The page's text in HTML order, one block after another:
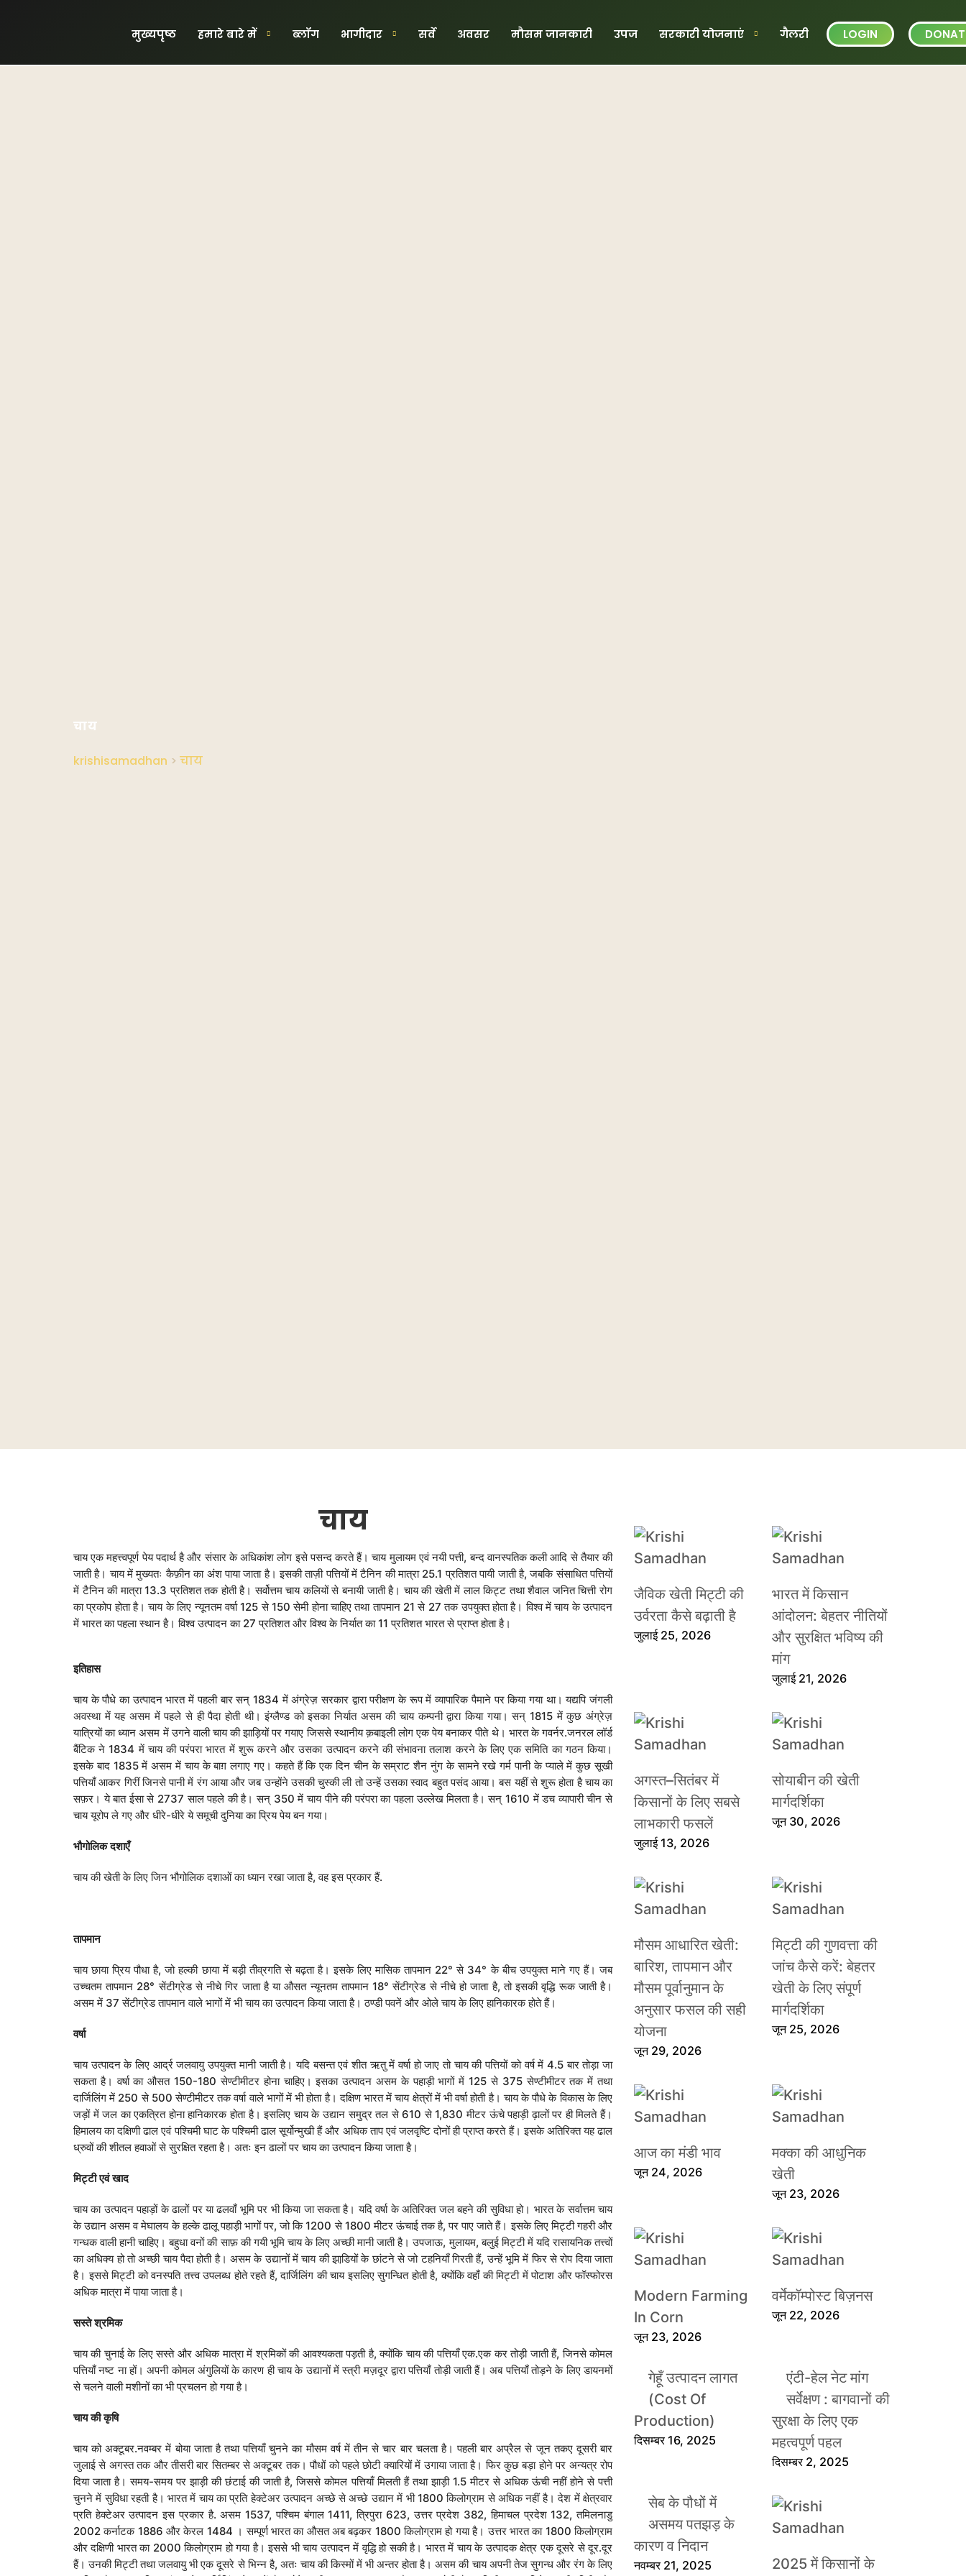
मुख्यपृष्ठ हमारे बारे में ब्लॉग भागीदार सर्वे अवसर मौसम जानकारी उपज सरकारी योजनाएं गैलरी LOGIN
चाय
krishisamadhan > चाय
चाय
चाय एक महत्त्वपूर्ण पेय पदार्थ है और संसार के अधिकांश लोग इसे पसन्द करते हैं। चाय मुलायम एवं नयी पत्ती, बन्द वानस्पतिक कली आदि से तैयार की
जाती है। चाय में मुख्यतः कैफ़ीन का अंश पाया जाता है। इसकी ताज़ी पत्तियों में टैनिन की मात्रा 25.1 प्रतिशत पायी जाती है, जबकि संसाधित पत्तियों
में टैनिन की मात्रा 13.3 प्रतिशत तक होती है। सर्वोत्तम चाय कलियों से बनायी जाती है। चाय की खेती में लाल किट्ट तथा शैवाल जनित चित्ती रोग
का प्रकोप होता है। चाय के लिए न्यूनतम वर्षा 125 से 150 सेमी होना चाहिए तथा तापमान 21 से 27 तक उपयुक्त होता है। विश्व में चाय के उत्पादन
में भारत का पहला स्थान है। विश्व उत्पादन का 27 प्रतिशत और विश्व के निर्यात का 11 प्रतिशत भारत से प्राप्त होता है।
इतिहास
चाय के पौधे का उत्पादन भारत में पहली बार सन् 1834 में अंग्रेज़ सरकार द्वारा परीक्षण के रूप में व्यापारिक पैमाने पर किया गया था। यद्यपि जंगली
अवस्था में यह असम में पहले से ही पैदा होती थी। इंग्लैण्ड को इसका निर्यात असम की चाय कम्पनी द्वारा किया गया। सन् 1815 में कुछ अंग्रेज़
यात्रियों का ध्यान असम में उगने वाली चाय की झाड़ियों पर गयाए जिससे स्थानीय क़बाइली लोग एक पेय बनाकर पीते थे। भारत के गवर्नर.जनरल लॉर्ड
बैंटिक ने 1834 में चाय की परंपरा भारत में शुरू करने और उसका उत्पादन करने की संभावना तलाश करने के लिए एक समिति का गठन किया।
इसके बाद 1835 में असम में चाय के बाग़ लगाए गए। कहते हैं कि एक दिन चीन के सम्राट शैन नुंग के सामने रखे गर्म पानी के प्याले में कुछ सूखी
पत्तियाँ आकर गिरीं जिनसे पानी में रंग आया और जब उन्होंने उसकी चुस्की ली तो उन्हें उसका स्वाद बहुत पसंद आया। बस यहीं से शुरू होता है चाय का
सफ़र। ये बात ईसा से 2737 साल पहले की है। सन् 350 में चाय पीने की परंपरा का पहला उल्लेख मिलता है। सन् 1610 में डच व्यापारी चीन से
चाय यूरोप ले गए और धीरे-धीरे ये समूची दुनिया का प्रिय पेय बन गया।
भौगोलिक दशाएँ
चाय की खेती के लिए जिन भौगोलिक दशाओं का ध्यान रखा जाता है, वह इस प्रकार हैं.
तापमान
चाय छाया प्रिय पौधा है, जो हल्की छाया में बड़ी तीव्रगति से बढ़ता है। इसके लिए मासिक तापमान 22° से 34° के बीच उपयुक्त माने गए हैं। जब
उच्चतम तापमान 28° सेंटीग्रेड से नीचे गिर जाता है या औसत न्यूनतम तापमान 18° सेंटीग्रेड से नीचे हो जाता है, तो इसकी वृद्धि रूक जाती है।
असम में 37 सेंटीग्रेड तापमान वाले भागों में भी चाय का उत्पादन किया जाता है। ठण्डी पवनें और ओले चाय के लिए हानिकारक होते हैं।
वर्षा
चाय उत्पादन के लिए आर्द्र जलवायु उपयुक्त मानी जाती है। यदि बसन्त एवं शीत ऋतु में वर्षा हो जाए तो चाय की पत्तियों को वर्ष में 4.5 बार तोड़ा जा
सकता है। वर्षा का औसत 150-180 सेण्टीमीटर होना चाहिए। इसका उत्पादन असम के पहाड़ी भागों में 125 से 375 सेण्टीमीटर तक में तथा
दार्जिलिंग में 250 से 500 सेण्टीमीटर तक वर्षा वाले भागों में भी होता है। दक्षिण भारत में चाय क्षेत्रों में भी वर्षा होती है। चाय के पौधे के विकास के लिए
जड़ों में जल का एकत्रित होना हानिकारक होता है। इसलिए चाय के उद्यान समुद्र तल से 610 से 1,830 मीटर ऊंचे पहाड़ी ढ़ालों पर ही मिलते हैं।
हिमालय का दक्षिणी ढाल एवं पश्चिमी घाट के पश्चिमी ढाल सूर्योन्मुखी हैं और अधिक ताप एवं जलवृष्टि दोनों ही प्राप्त करते हैं। इसके अतिरिक्त यह ढाल
ध्रुवों की शीतल हवाओं से सुरक्षित रहता है। अतः इन ढालों पर चाय का उत्पादन किया जाता है।
मिट्टी एवं खाद
चाय का उत्पादन पहाड़ों के ढालों पर या ढलवाँ भूमि पर भी किया जा सकता है। यदि वर्षा के अतिरिक्त जल बहने की सुविधा हो। भारत के सर्वात्तम चाय
के उद्यान असम व मेघालय के हल्के ढालू पहाड़ी भागों पर, जो कि 1200 से 1800 मीटर ऊंचाई तक है, पर पाए जाते हैं। इसके लिए मिट्टी गहरी और
गन्धक वाली हानी चाहिए। बहुधा वनों की साफ़ की गयी भूमि चाय के लिए अच्छी मानी जाती है। उपजाऊ, मुलायम, बलुई मिट्टी में यदि रासायनिक तत्त्वों
का अधिक्य हो तो अच्छी चाय पैदा होती है। असम के उद्यानों में चाय की झाडि़यों के छांटने से जो टहनियाँ गिरती हैं, उन्हें भूमि में फिर से रोप दिया जाता
है। इससे मिट्टी को वनस्पति तत्त्व उपलब्ध होते रहते हैं, दार्जिलिंग की चाय इसलिए सुगन्धित होती है, क्योंकि वहाँ की मिट्टी में पोटाश और फॉस्फोरस
अधिक मात्रा में पाया जाता है।
सस्ते श्रमिक
चाय की चुनाई के लिए सस्ते और अधिक मात्रा में श्रमिकों की आवश्यकता पड़ती है, क्योंकि चाय की पत्तियाँ एक.एक कर तोड़ी जाती हैं, जिनसे कोमल
पत्तियाँ नष्ट ना हों। अपनी कोमल अंगुलियों के कारण ही चाय के उद्यानों में स्त्री मज़दूर द्वारा पत्तियाँ तोड़ी जाती हैं। अब पत्तियाँ तोड़ने के लिए डायनमों
से चलने वाली मशीनों का भी प्रचलन हो गया है।
चाय की कृषि
चाय को अक्टूबर.नवम्बर में बोया जाता है तथा पत्तियाँ चुनने का मौसम वर्ष में तीन से चार बार चलता है। पहली बार अप्रैल से जून तकए दूसरी बार
जुलाई से अगस्त तक और तीसरी बार सितम्बर से अक्टूबर तक। पौधों को पहले छोटी क्यारियों में उगाया जाता है। फिर कुछ बड़ा होने पर अन्यत्र रोप
दिया जाता है। समय-समय पर झाड़ी की छंटाई की जाती है, जिससे कोमल पत्तियाँ मिलती हैं तथा झाड़ी 1.5 मीटर से अधिक ऊंची नहीं होने से पत्ती
चुनने में सुविधा रहती है। भारत में चाय का प्रति हेक्टेअर उत्पादन अच्छे से अच्छे उद्यान में भी 1800 किलोग्राम से अधिक नहीं है। देश में क्षेत्रवार
प्रति हेक्टेअर उत्पादन इस प्रकार है. असम 1537, पश्चिम बंगाल 1411, त्रिपुरा 623, उत्तर प्रदेश 382, हिमाचल प्रदेश 132, तमिलनाडु
2002 कर्नाटक 1886 और केरल 1484 । सम्पूर्ण भारत का औसत अब बढ़कर 1800 किलोग्राम हो गया है। उत्तर भारत का 1800 किलोग्राम
और दक्षिणी भारत का 2000 किलोग्राम हो गया है। इससे भी चाय उत्पादन में वृद्धि हो सकी है। भारत में चाय के उत्पादक क्षेत्र एक दूसरे से दूर.दूर
हैं। उनकी मिट्टी तथा जलवायु भी एक दूसरे से भिन्न है, अतः चाय की किस्मों में भी अन्तर होता है। असम की चाय अपनी तेज सुगन्ध और रंग के लिए
जैविक खेती मिट्टी की
उर्वरता कैसे बढ़ाती है
जुलाई 25, 2026
भारत में किसान
आंदोलन: बेहतर नीतियों
और सुरक्षित भविष्य की
मांग
जुलाई 21, 2026
अगस्त–सितंबर में
किसानों के लिए सबसे
लाभकारी फसलें
जुलाई 13, 2026
सोयाबीन की खेती
मार्गदर्शिका
जून 30, 2026
मौसम आधारित खेती:
बारिश, तापमान और
मौसम पूर्वानुमान के
अनुसार फसल की सही
योजना
जून 29, 2026
मिट्टी की गुणवत्ता की
जांच कैसे करें: बेहतर
खेती के लिए संपूर्ण
मार्गदर्शिका
जून 25, 2026
आज का मंडी भाव
जून 24, 2026
मक्का की आधुनिक
खेती
जून 23, 2026
Modern Farming
In Corn
जून 23, 2026
वर्मेकॉम्पोस्ट बिज़नस
जून 22, 2026
गेहूँ उत्पादन लागत
(Cost Of
Production)
दिसम्बर 16, 2025
एंटी-हेल नेट मांग
सर्वेक्षण : बागवानों की
सुरक्षा के लिए एक
महत्वपूर्ण पहल
दिसम्बर 2, 2025
सेब के पौधों में
असमय पतझड़ के
कारण व निदान
नवम्बर 21, 2025 2025 में किसानों के